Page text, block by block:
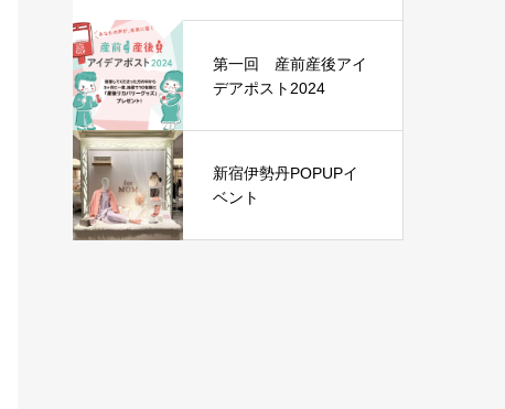
第一回 産前産後アイ
デアポスト2024
新宿伊勢丹POPUPイ
ベント